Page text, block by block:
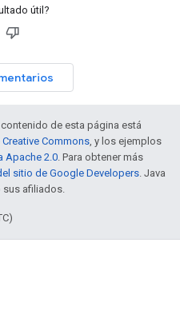
útil?
de esta página está
Commons, y los ejemplos
Apache 2.0. Para obtener más
sitio de Google Developers. Java
sus afiliados.